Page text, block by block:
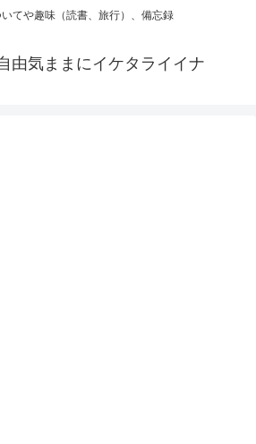
てや趣味（読書、旅行）、備忘録
由気ままにイケタライイナ